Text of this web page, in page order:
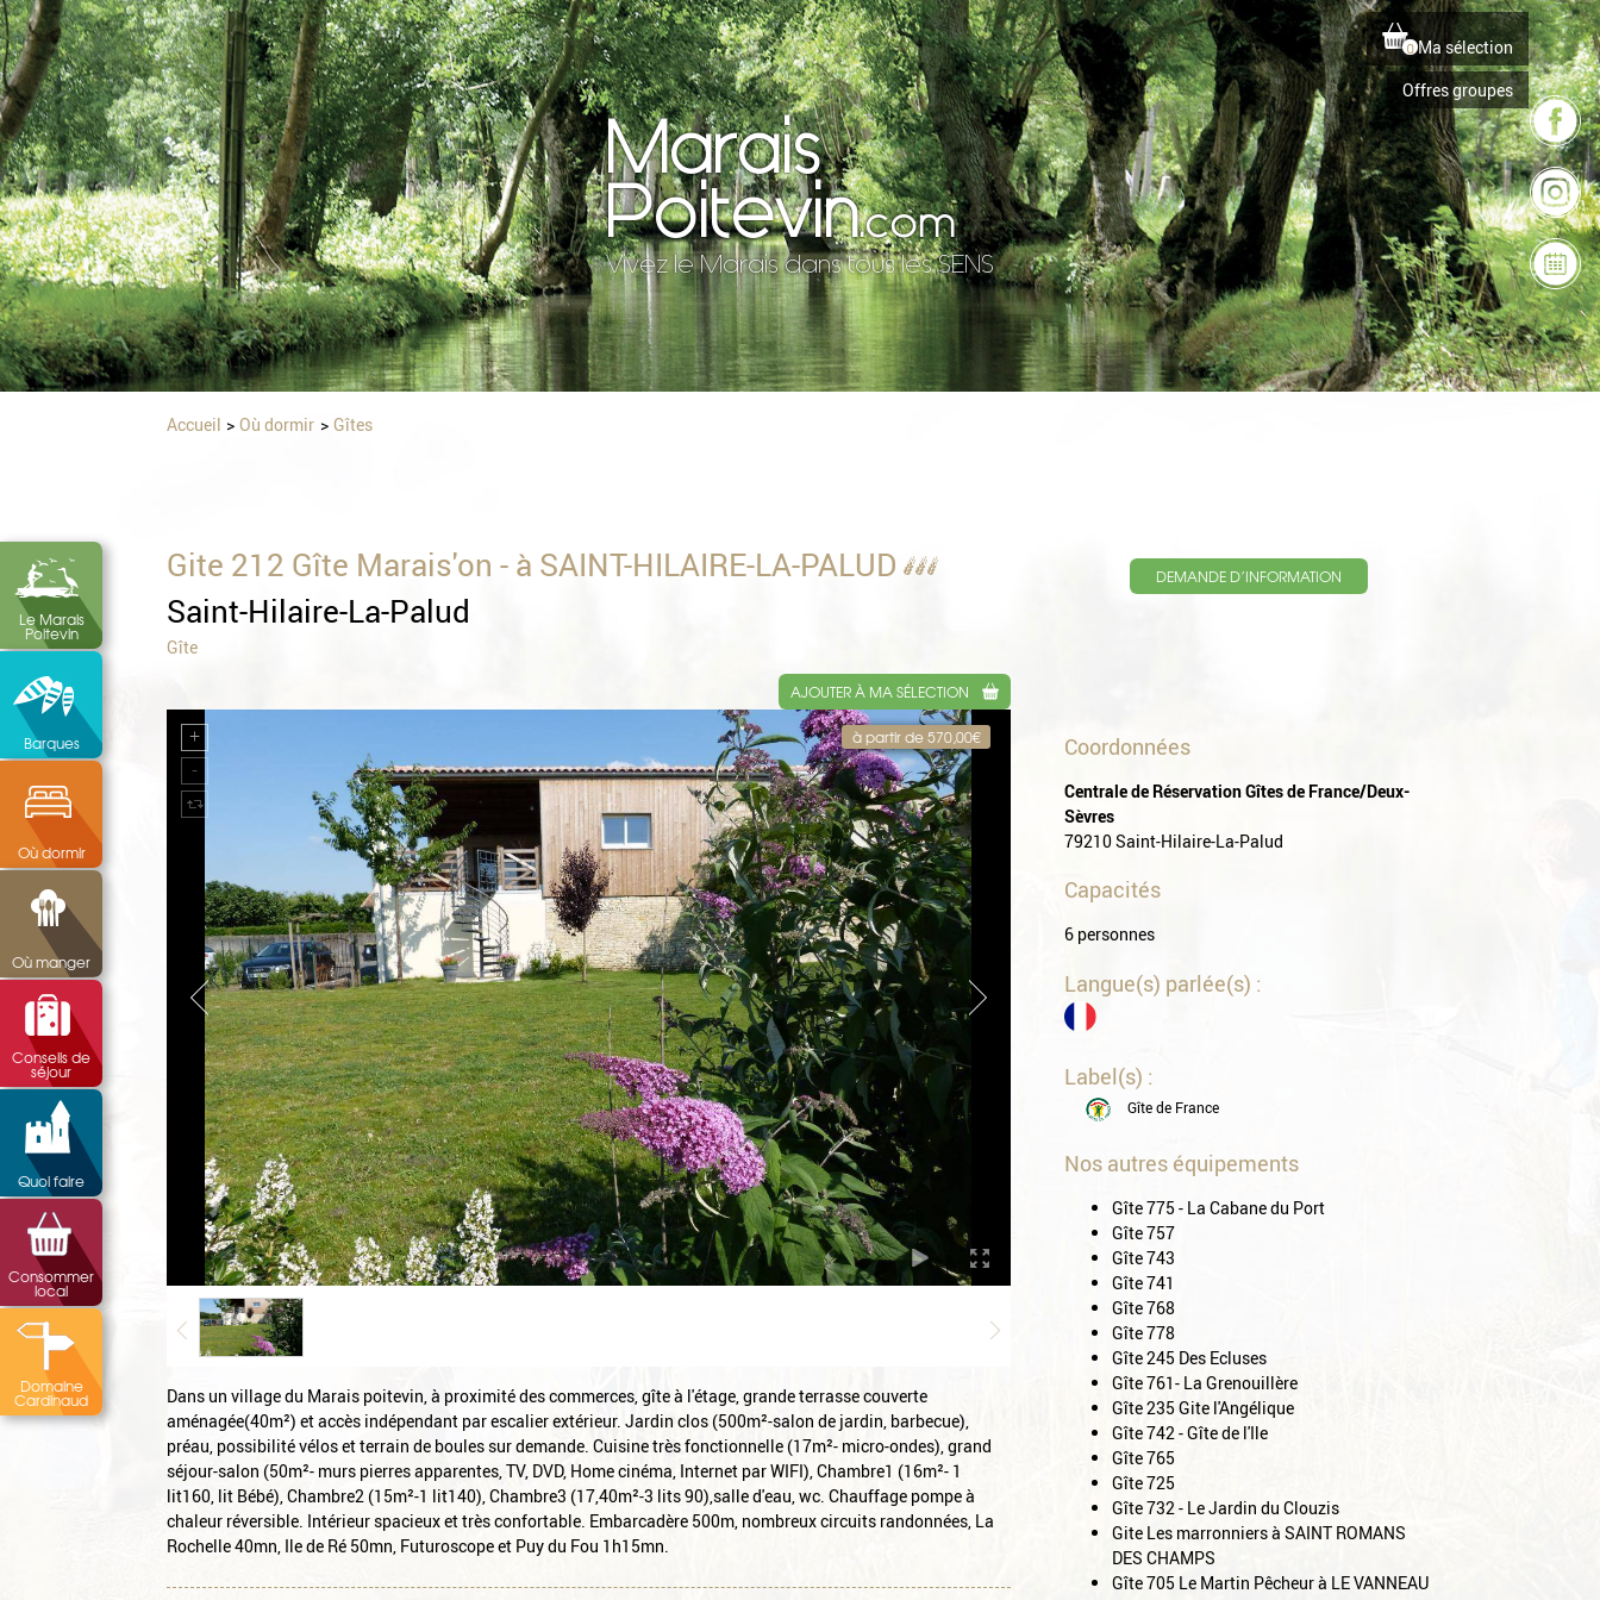
Marais
Poitevin.com
Vivez le Marais dans tous les SENS
Le Marais
Poitevin
Barques
Où dormir
Où manger
Conseils de
séjour
Quoi faire
Consommer
local
Domaine
Cardinaud
0 Ma sélection
Offres groupes
Accueil Où dormir Gîtes
Gite 212 Gîte Marais'on - à SAINT-HILAIRE-LA-PALUD
Saint-Hilaire-La-Palud
Gîte
AJOUTER À MA SÉLECTION
à partir de 570,00€
Dans un village du Marais poitevin, à proximité des commerces, gîte à l'étage, grande terrasse couverte
aménagée(40m²) et accès indépendant par escalier extérieur. Jardin clos (500m²-salon de jardin, barbecue),
préau, possibilité vélos et terrain de boules sur demande. Cuisine très fonctionnelle (17m²- micro-ondes), grand
séjour-salon (50m²- murs pierres apparentes, TV, DVD, Home cinéma, Internet par WIFI), Chambre1 (16m²- 1
lit160, lit Bébé), Chambre2 (15m²-1 lit140), Chambre3 (17,40m²-3 lits 90),salle d'eau, wc. Chauffage pompe à
chaleur réversible. Intérieur spacieux et très confortable. Embarcadère 500m, nombreux circuits randonnées, La
Rochelle 40mn, Ile de Ré 50mn, Futuroscope et Puy du Fou 1h15mn.
DEMANDE D’INFORMATION
Coordonnées
Centrale de Réservation Gîtes de France/Deux-
Sèvres
79210 Saint-Hilaire-La-Palud
Capacités
6 personnes
Langue(s) parlée(s) :
Label(s) :
Gîte de France
Nos autres équipements
Gîte 775 - La Cabane du Port
Gîte 757
Gîte 743
Gîte 741
Gîte 768
Gîte 778
Gîte 245 Des Ecluses
Gîte 761- La Grenouillère
Gîte 235 Gite l'Angélique
Gîte 742 - Gîte de l'Ile
Gîte 765
Gîte 725
Gîte 732 - Le Jardin du Clouzis
Gite Les marronniers à SAINT ROMANS
DES CHAMPS
Gîte 705 Le Martin Pêcheur à LE VANNEAU